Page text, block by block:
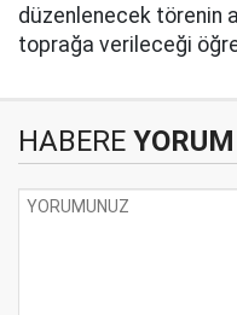
düzenlenecek törenin
toprağa verileceği
HABERE